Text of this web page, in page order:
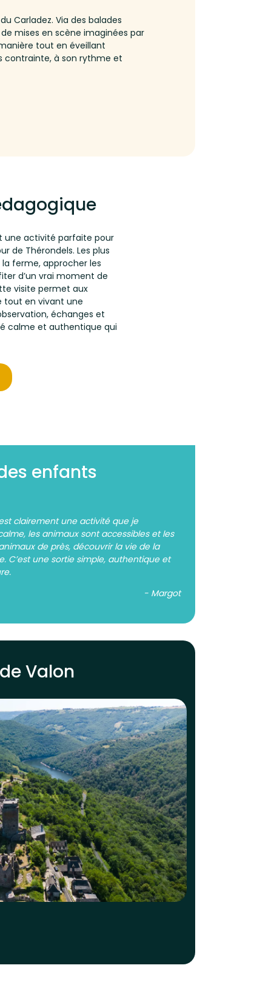
Carladez. Via des balades
mises en scène imaginées par
tout en éveillant
contrainte, à son rythme et
une activité parfaite pour
de Thérondels. Les plus
ferme, approcher les
d’un vrai moment de
visite permet aux
tout en vivant une
échanges et
calme et authentique qui
enfants
clairement une activité que je
les animaux sont accessibles et les
de près, découvrir la vie de la
C’est une sortie simple, authentique et
- Margot
Valon